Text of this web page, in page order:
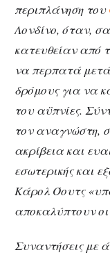
περιπλάνηση του
Λονδίνο, όταν,
κατευθείαν από
να περπατά
δρόμους για να
του αϋπνίες.
τον αναγνώστη,
ακρίβεια και
εσωτερικής και
Κάρολ Όουτς
αποκαλύπτουν οι
Συναντήσεις με